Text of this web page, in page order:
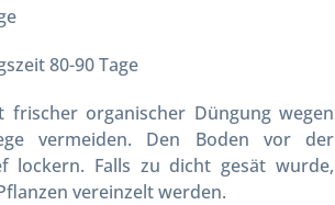
80-90 Tage
frischer organischer Düngung wegen
vermeiden. Den Boden vor der
lockern. Falls zu dicht gesät wurde,
vereinzelt werden.